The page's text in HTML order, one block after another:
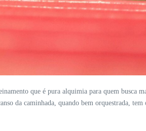
que é pura alquimia para quem busca
da caminhada, quando bem orquestrada,